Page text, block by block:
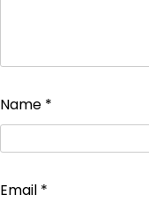
Name *
Email *